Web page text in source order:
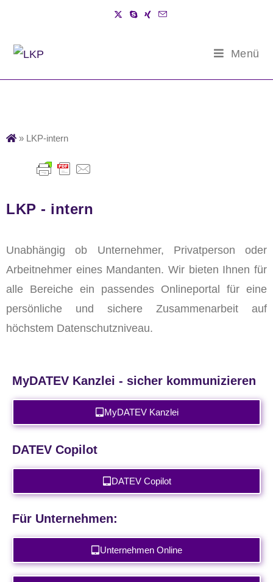
Menü
» LKP-intern
LKP - intern
Unabhängig ob Unternehmer, Privatperson oder
Arbeitnehmer eines Mandanten. Wir bieten Ihnen für
alle Bereiche ein passendes Onlineportal für eine
persönliche und sichere Zusammenarbeit auf
höchstem Datenschutzniveau.
MyDATEV Kanzlei - sicher kommunizieren
MyDATEV Kanzlei
DATEV Copilot
DATEV Copilot
Für Unternehmen:
Unternehmen Online